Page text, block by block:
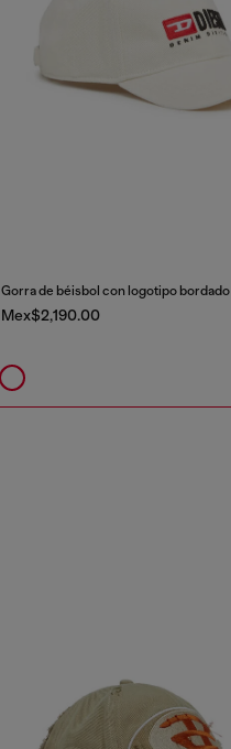
Gorra de béisbol con logotipo bordado
Mex$2,190.00